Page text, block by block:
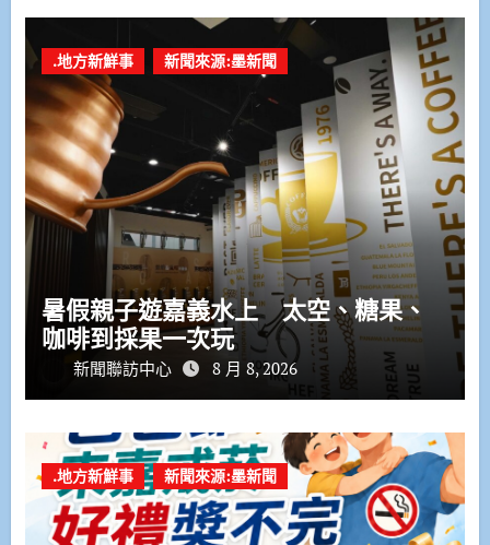
.地方新鮮事 新聞來源:墨新聞
暑假親子遊嘉義水上 太空、糖果、
咖啡到採果一次玩
新聞聯訪中心 8 月 8, 2026
.地方新鮮事 新聞來源:墨新聞